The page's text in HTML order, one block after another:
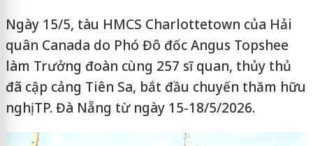
Ngày 15/5, tàu HMCS Charlottetown của Hải
quân Canada do Phó Đô đốc Angus Topshee
làm Trưởng đoàn cùng 257 sĩ quan, thủy thủ
đã cập cảng Tiên Sa, bắt đầu chuyến thăm hữu
nghị TP. Đà Nẵng từ ngày 15-18/5/2026.